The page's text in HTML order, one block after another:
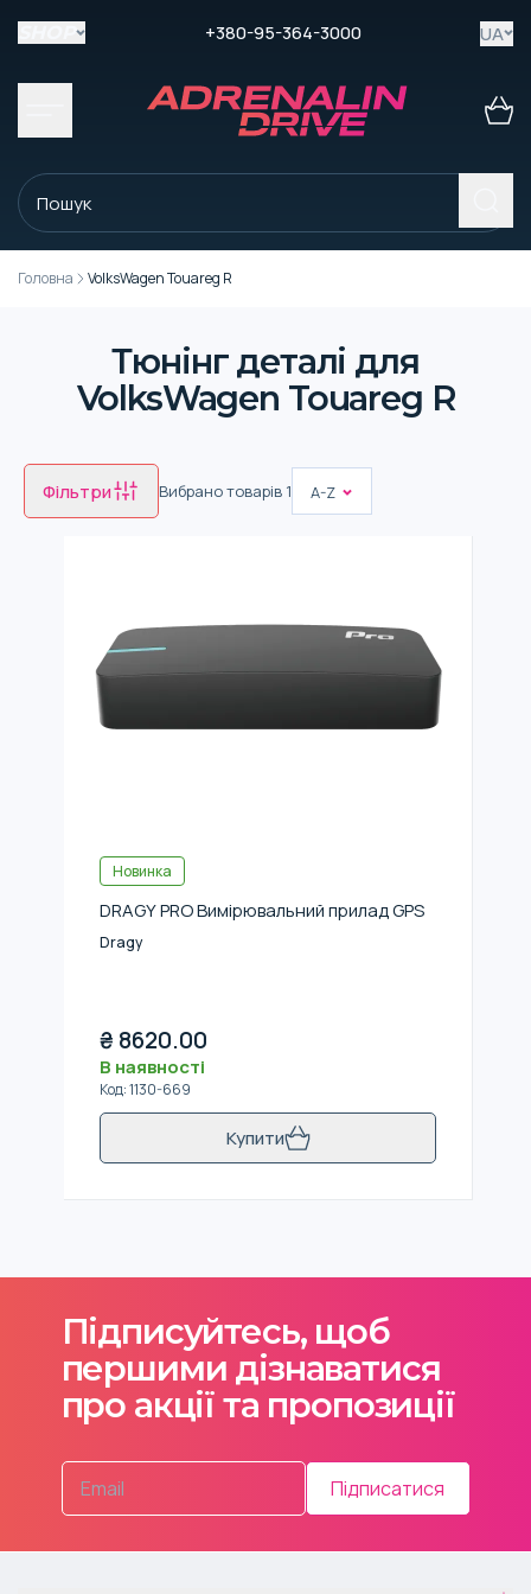
+380-95-364-3000 UA
Головна VolksWagen Touareg R
Тюнінг деталі для
VolksWagen Touareg R
Фільтри Вибрано товарів 1 A-Z
Новинка
DRAGY PRO Вимірювальний прилад GPS
Dragy
₴ 8620.00
В наявності
Код:1130-669
Купити
Підписуйтесь, щоб
першими дізнаватися
про акції та пропозиції
Підписатися